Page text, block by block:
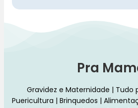
Pra
Gravidez e Maternidade | Tudo
Puericultura | Brinquedos |